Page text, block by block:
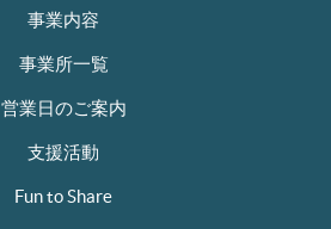
事業内容
事業所一覧
営業日のご案内
支援活動
Fun to Share